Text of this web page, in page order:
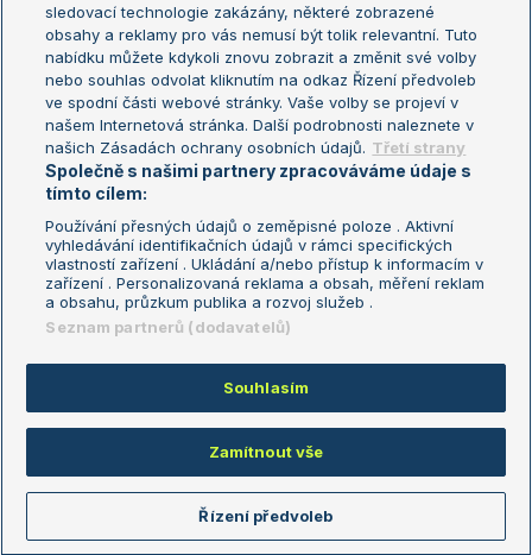
Turnaj mistryň
Aktualní trendy
Fotbalové přestupy
Livesport Daily
LS Prague Open
Podmínky užití
Nastavení soukromí
GDPR a žurnalistika
Reklama
Kontakt
Informace o zpracování osobních
údajů
Copyright © 2008-2026 TenisPortal.cz. Využíváme zpravodajství ČTK.
sledovací technologie zakázány, některé zobrazené
obsahy a reklamy pro vás nemusí být tolik relevantní. Tuto
nabídku můžete kdykoli znovu zobrazit a změnit své volby
nebo souhlas odvolat kliknutím na odkaz Řízení předvoleb
ve spodní části webové stránky. Vaše volby se projeví v
našem Internetová stránka. Další podrobnosti naleznete v
našich Zásadách ochrany osobních údajů. Třetí strany
Společně s našimi partnery zpracováváme údaje s
tímto cílem:
Používání přesných údajů o zeměpisné poloze . Aktivní
vyhledávání identifikačních údajů v rámci specifických
vlastností zařízení . Ukládání a/nebo přístup k informacím v
zařízení . Personalizovaná reklama a obsah, měření reklam
a obsahu, průzkum publika a rozvoj služeb .
Seznam partnerů (dodavatelů)
Souhlasím
Zamítnout vše
Řízení předvoleb